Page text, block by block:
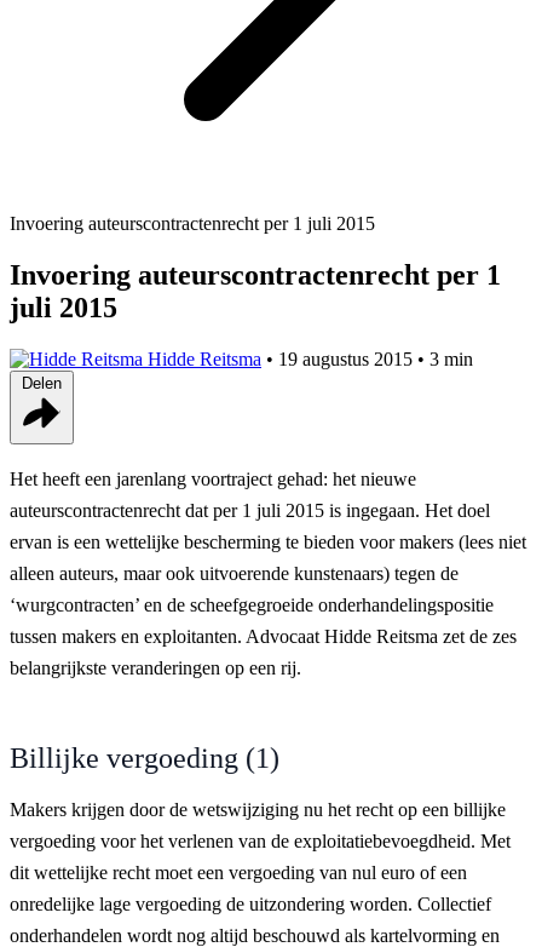
Invoering auteurscontractenrecht per 1 juli 2015
Invoering auteurscontractenrecht per 1
juli 2015
Hidde Reitsma • 19 augustus 2015 • 3 min
Het heeft een jarenlang voortraject gehad: het nieuwe
auteurscontractenrecht dat per 1 juli 2015 is ingegaan. Het doel
ervan is een wettelijke bescherming te bieden voor makers (lees niet
alleen auteurs, maar ook uitvoerende kunstenaars) tegen de
‘wurgcontracten’ en de scheefgegroeide onderhandelingspositie
tussen makers en exploitanten. Advocaat Hidde Reitsma zet de zes
belangrijkste veranderingen op een rij.
Billijke vergoeding (1)
Makers krijgen door de wetswijziging nu het recht op een billijke
vergoeding voor het verlenen van de exploitatiebevoegdheid. Met
dit wettelijke recht moet een vergoeding van nul euro of een
onredelijke lage vergoeding de uitzondering worden. Collectief
onderhandelen wordt nog altijd beschouwd als kartelvorming en